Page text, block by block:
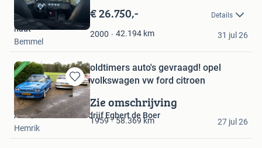
in
Mijn
Favorieten
€ 26.750,- Details
2000 42.194 km
naut
Bemmel
31 jul 26
Bewaren
in
Mijn
Favorieten
oldtimers auto's gevraagd! opel
volkswagen vw ford citroen
Zie omschrijving
1959 58.369 km
Auto/Onderdelenbedrijf Egbert de Boer
Hemrik
27 jul 26